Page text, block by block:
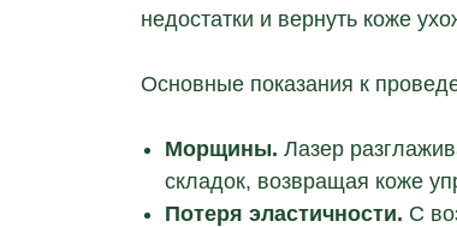
недостатки и вернуть коже
Основные показания к
Морщины. Лазер
складок, возвращая коже
Потеря эластичности. С